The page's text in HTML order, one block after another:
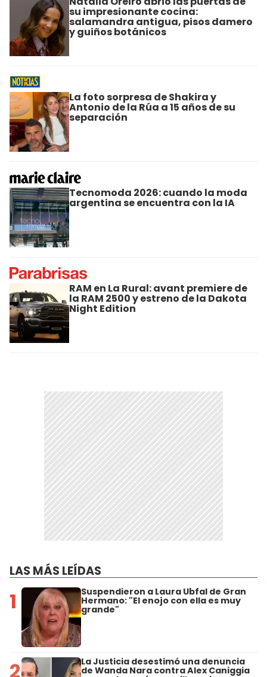
su impresionante cocina:
salamandra antigua, pisos damero
y guiños botánicos
La foto sorpresa de Shakira y
Antonio de la Rúa a 15 años de su
separación
Tecnomoda 2026: cuando la moda
argentina se encuentra con la IA
RAM en La Rural: avant premiere de
la RAM 2500 y estreno de la Dakota
Night Edition
LAS MÁS LEÍDAS
1 Suspendieron a Laura Ubfal de Gran
Hermano: "El enojo con ella es muy
grande"
2 La Justicia desestimó una denuncia
de Wanda Nara contra Alex Caniggia